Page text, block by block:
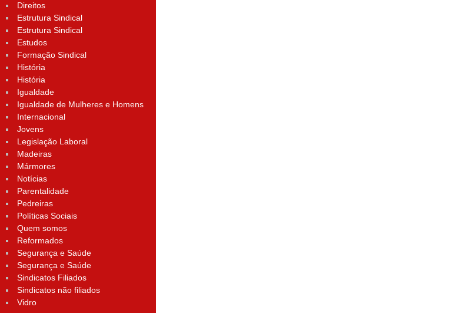
Direitos
Estrutura Sindical
Estrutura Sindical
Estudos
Formação Sindical
História
História
Igualdade
Igualdade de Mulheres e Homens
Internacional
Jovens
Legislação Laboral
Madeiras
Mármores
Notícias
Parentalidade
Pedreiras
Políticas Sociais
Quem somos
Reformados
Segurança e Saúde
Segurança e Saúde
Sindicatos Filiados
Sindicatos não filiados
Vidro